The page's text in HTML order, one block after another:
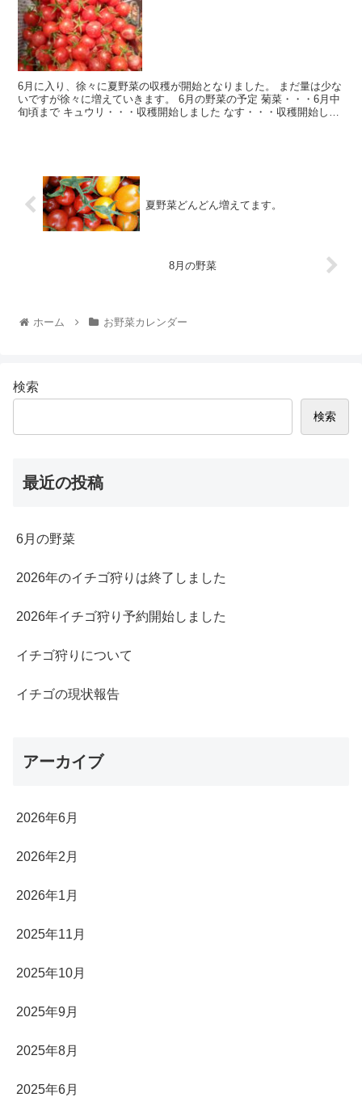
6月に入り、徐々に夏野菜の収穫が開始となりました。 まだ量は少な
いですが徐々に増えていきます。 6月の野菜の予定 菊菜・・・6月中
旬頃まで キュウリ・・・収穫開始しました なす・・・収穫開始しま
夏野菜どんどん増えてます。
8月の野菜
ホーム お野菜カレンダー
検索
検索
最近の投稿
6月の野菜
2026年のイチゴ狩りは終了しました
2026年イチゴ狩り予約開始しました
イチゴ狩りについて
イチゴの現状報告
アーカイブ
2026年6月
2026年2月
2026年1月
2025年11月
2025年10月
2025年9月
2025年8月
2025年6月